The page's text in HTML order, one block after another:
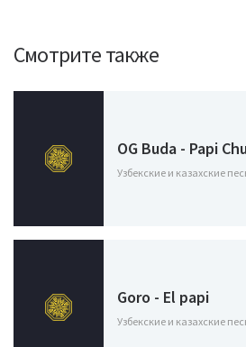
Смотрите также
OG Buda - Papi
Узбекские и казахские
Goro - El papi
Узбекские и казахские